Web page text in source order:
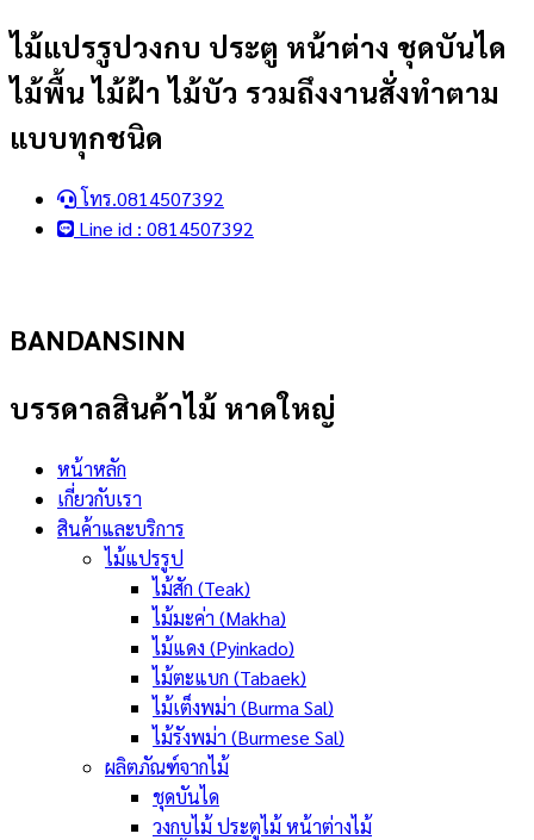
Skip
content
ไม้แปรรูปวงกบ ประตู หน้าต่าง ชุดบันได
ไม้พื้น ไม้ฝ้า ไม้บัว รวมถึงงานสั่งทำตาม
แบบทุกชนิด
โทร.0814507392
Line id : 0814507392
BANDANSINN
บรรดาลสินค้าไม้ หาดใหญ่
หน้าหลัก
เกี่ยวกับเรา
สินค้าและบริการ
ไม้แปรรูป
ไม้สัก (Teak)
ไม้มะค่า (Makha)
ไม้แดง (Pyinkado)
ไม้ตะแบก (Tabaek)
ไม้เต็งพม่า (Burma Sal)
ไม้รังพม่า (Burmese Sal)
ผลิตภัณฑ์จากไม้
ชุดบันได
วงกบไม้ ประตูไม้ หน้าต่างไม้